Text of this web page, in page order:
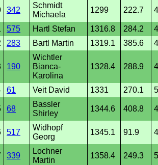
342
Schmidt
Michaela
1299 222.7
575 Hartl Stefan 1316.8 284.2
283 Bartl Martin 1319.1 385.6
190
Wichtler
Bianca-
Karolina
1328.4 288.9
61 Veit David 1331 270.1
68
Bassler
Shirley
1344.6 408.8
517
Widhopf
Georg
1345.1 91.9
339
Lochner
Martin
1358.4 249.3